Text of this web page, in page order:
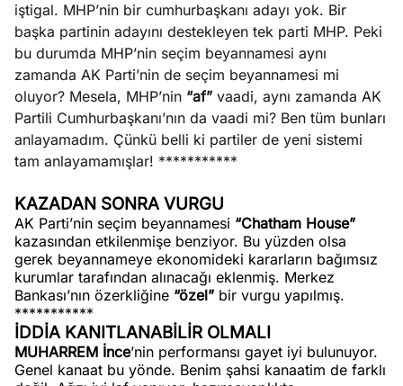
iştigal. MHP’nin bir cumhurbaşkanı adayı yok. Bir
başka partinin adayını destekleyen tek parti MHP. Peki
bu durumda MHP’nin seçim beyannamesi aynı
zamanda AK Parti’nin de seçim beyannamesi mi
oluyor? Mesela, MHP’nin “af” vaadi, aynı zamanda AK
Partili Cumhurbaşkanı’nın da vaadi mi? Ben tüm bunları
anlayamadım. Çünkü belli ki partiler de yeni sistemi
tam anlayamamışlar! ***********
KAZADAN SONRA VURGU
AK Parti’nin seçim beyannamesi “Chatham House”
kazasından etkilenmişe benziyor. Bu yüzden olsa
gerek beyannameye ekonomideki kararların bağımsız
kurumlar tarafından alınacağı eklenmiş. Merkez
Bankası’nın özerkliğine “özel” bir vurgu yapılmış.
***********
İDDİA KANITLANABİLİR OLMALI
MUHARREM İnce’nin performansı gayet iyi bulunuyor.
Genel kanaat bu yönde. Benim şahsi kanaatim de farklı